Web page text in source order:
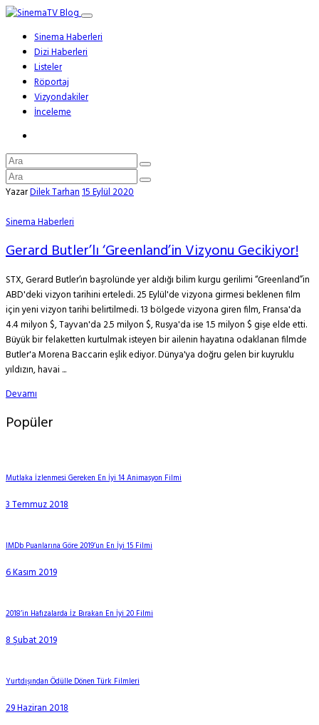
Sinema Haberleri
Dizi Haberleri
Listeler
Röportaj
Vizyondakiler
İnceleme
YazarDilek Tarhan15 Eylül 2020
Sinema Haberleri
Gerard Butler’lı ‘Greenland’in Vizyonu Gecikiyor!
STX, Gerard Butler’ın başrolünde yer aldığı bilim kurgu gerilimi “Greenland”in
ABD'deki vizyon tarihini erteledi. 25 Eylül'de vizyona girmesi beklenen film
için yeni vizyon tarihi belirtilmedi. 13 bölgede vizyona giren film, Fransa'da
4.4 milyon $, Tayvan'da 2.5 milyon $, Rusya'da ise 1.5 milyon $ gişe elde etti.
Büyük bir felaketten kurtulmak isteyen bir ailenin hayatına odaklanan filmde
Butler'a Morena Baccarin eşlik ediyor. Dünya'ya doğru gelen bir kuyruklu
yıldızın, havai ...
Devamı
Popüler
Mutlaka İzlenmesi Gereken En İyi 14 Animasyon Filmi
3 Temmuz 2018
IMDb Puanlarına Göre 2019’un En İyi 15 Filmi
6 Kasım 2019
2018’in Hafızalarda İz Bırakan En İyi 20 Filmi
8 Şubat 2019
Yurtdışından Ödülle Dönen Türk Filmleri
29 Haziran 2018